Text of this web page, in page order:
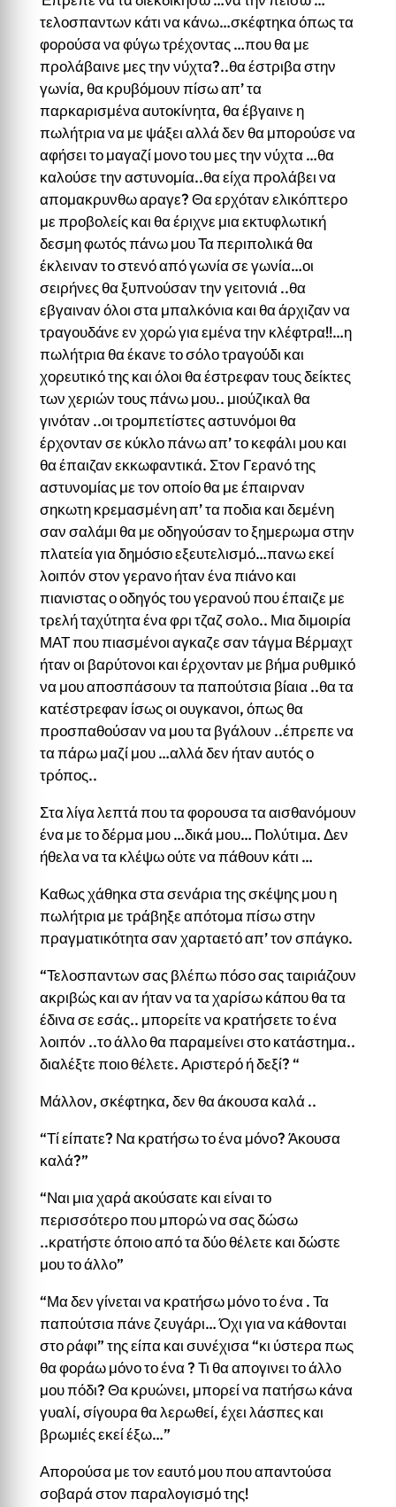
τελοσπαντων κάτι να κάνω…σκέφτηκα όπως τα
φορούσα να φύγω τρέχοντας …που θα με
προλάβαινε μες την νύχτα?..θα έστριβα στην
γωνία, θα κρυβόμουν πίσω απ’ τα
παρκαρισμένα αυτοκίνητα, θα έβγαινε η
πωλήτρια να με ψάξει αλλά δεν θα μπορούσε να
αφήσει το μαγαζί μονο του μες την νύχτα …θα
καλούσε την αστυνομία..θα είχα προλάβει να
απομακρυνθω αραγε? Θα ερχόταν ελικόπτερο
με προβολείς και θα έριχνε μια εκτυφλωτική
δεσμη φωτός πάνω μου Τα περιπολικά θα
έκλειναν το στενό από γωνία σε γωνία…οι
σειρήνες θα ξυπνούσαν την γειτονιά ..θα
εβγαιναν όλοι στα μπαλκόνια και θα άρχιζαν να
τραγουδάνε εν χορώ για εμένα την κλέφτρα!!…η
πωλήτρια θα έκανε το σόλο τραγούδι και
χορευτικό της και όλοι θα έστρεφαν τους δείκτες
των χεριών τους πάνω μου.. μιούζικαλ θα
γινόταν ..οι τρομπετίστες αστυνόμοι θα
έρχονταν σε κύκλο πάνω απ’ το κεφάλι μου και
θα έπαιζαν εκκωφαντικά. Στον Γερανό της
αστυνομίας με τον οποίο θα με έπαιρναν
σηκωτη κρεμασμένη απ’ τα ποδια και δεμένη
σαν σαλάμι θα με οδηγούσαν το ξημερωμα στην
πλατεία για δημόσιο εξευτελισμό…πανω εκεί
λοιπόν στον γερανο ήταν ένα πιάνο και
πιανιστας ο οδηγός του γερανού που έπαιζε με
τρελή ταχύτητα ένα φρι τζαζ σολο.. Μια διμοιρία
ΜΑΤ που πιασμένοι αγκαζε σαν τάγμα Βέρμαχτ
ήταν οι βαρύτονοι και έρχονταν με βήμα ρυθμικό
να μου αποσπάσουν τα παπούτσια βίαια ..θα τα
κατέστρεφαν ίσως οι ουγκανοι, όπως θα
προσπαθούσαν να μου τα βγάλουν ..έπρεπε να
τα πάρω μαζί μου …αλλά δεν ήταν αυτός ο
τρόπος..
Στα λίγα λεπτά που τα φορουσα τα αισθανόμουν
ένα με το δέρμα μου …δικά μου… Πολύτιμα. Δεν
ήθελα να τα κλέψω ούτε να πάθουν κάτι …
Καθως χάθηκα στα σενάρια της σκέψης μου η
πωλήτρια με τράβηξε απότομα πίσω στην
πραγματικότητα σαν χαρταετό απ’ τον σπάγκο.
“Τελοσπαντων σας βλέπω πόσο σας ταιριάζουν
ακριβώς και αν ήταν να τα χαρίσω κάπου θα τα
έδινα σε εσάς.. μπορείτε να κρατήσετε το ένα
λοιπόν ..το άλλο θα παραμείνει στο κατάστημα..
διαλέξτε ποιο θέλετε. Αριστερό ή δεξί? “
Μάλλον, σκέφτηκα, δεν θα άκουσα καλά ..
“Τί είπατε? Να κρατήσω το ένα μόνο? Άκουσα
καλά?”
“Ναι μια χαρά ακούσατε και είναι το
περισσότερο που μπορώ να σας δώσω
..κρατήστε όποιο από τα δύο θέλετε και δώστε
μου το άλλο”
“Μα δεν γίνεται να κρατήσω μόνο το ένα . Τα
παπούτσια πάνε ζευγάρι… Όχι για να κάθονται
στο ράφι” της είπα και συνέχισα “κι ύστερα πως
θα φοράω μόνο το ένα ? Τι θα απογινει το άλλο
μου πόδι? Θα κρυώνει, μπορεί να πατήσω κάνα
γυαλί, σίγουρα θα λερωθεί, έχει λάσπες και
βρωμιές εκεί έξω…”
Απορούσα με τον εαυτό μου που απαντούσα
σοβαρά στον παραλογισμό της!